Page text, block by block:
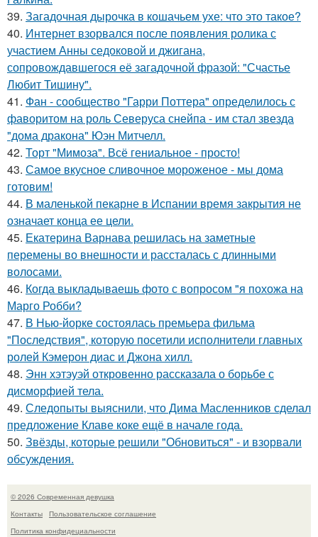
39. Загадочная дырочка в кошачьем ухе: что это такое?
40. Интернет взорвался после появления ролика с
участием Анны седоковой и джигана,
сопровождавшегося её загадочной фразой: "Счастье
Любит Тишину".
41. Фан - сообщество "Гарри Поттера" определилось с
фаворитом на роль Северуса снейпа - им стал звезда
"дома дракона" Юэн Митчелл.
42. Торт "Мимоза". Всё гениальное - просто!
43. Самое вкусное сливочное мороженое - мы дома
готовим!
44. В маленькой пекарне в Испании время закрытия не
означает конца ее цели.
45. Екатерина Варнава решилась на заметные
перемены во внешности и рассталась с длинными
волосами.
46. Когда выкладываешь фото с вопросом "я похожа на
Марго Робби?
47. В Нью-йорке состоялась премьера фильма
"Последствия", которую посетили исполнители главных
ролей Кэмерон диас и Джона хилл.
48. Энн хэтэуэй откровенно рассказала о борьбе с
дисморфией тела.
49. Следопыты выяснили, что Дима Масленников сделал
предложение Клаве коке ещё в начале года.
50. Звёзды, которые решили "Обновиться" - и взорвали
обсуждения.
© 2026 Современная девушка
Контакты
Пользовательское соглашение
Политика конфидециальности